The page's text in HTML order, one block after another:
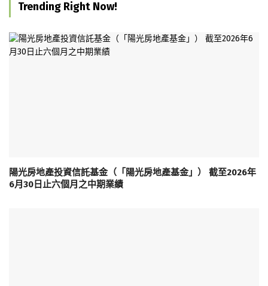
Trending Right Now!
陽光房地產投資信託基金（「陽光房地產基金」） 截至2026年
6月30日止六個月之中期業績